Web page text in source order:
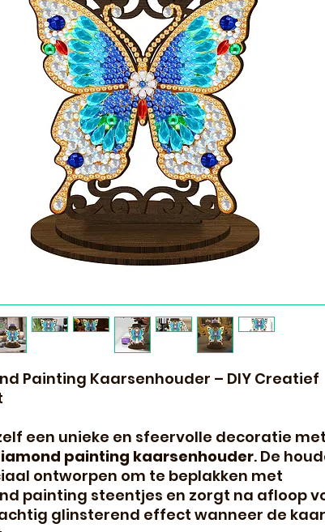
Painting Kaarsenhouder – DIY Creatief
een unieke en sfeervolle decoratie met
painting kaarsenhouder. De
ontworpen om te beplakken met
painting steentjes en zorgt na afloop
glinsterend effect wanneer de